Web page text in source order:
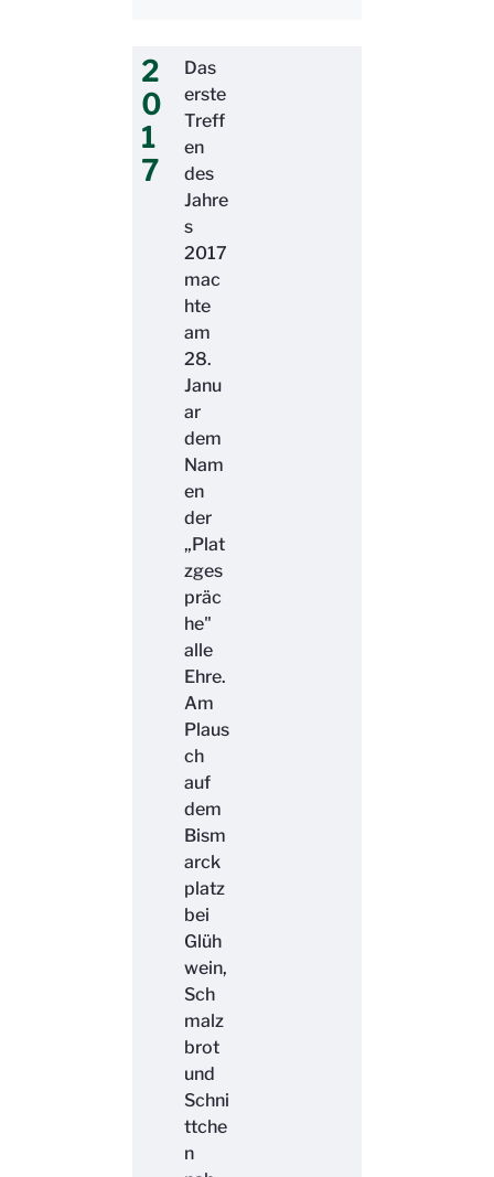
2
0
1
7
Das
erste
Treff
en
des
Jahre
s
2017
mac
hte
am
28.
Janu
ar
dem
Nam
en
der
„Plat
zges
präc
he"
alle
Ehre.
Am
Plaus
ch
auf
dem
Bism
arck
platz
bei
Glüh
wein,
Sch
malz
brot
und
Schni
ttche
n